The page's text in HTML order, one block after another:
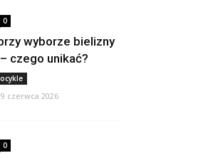
0
wyborze bielizny
czego unikać?
9 czerwca 2026
0